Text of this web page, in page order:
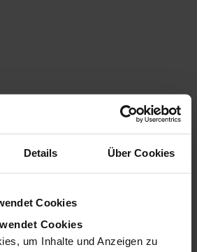
Details Über Cookies
Cookies
Cookies
um Inhalte und Anzeigen zu
das
verändert